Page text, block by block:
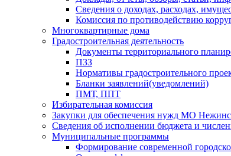
Сведения о доходах, расходах,
Комиссия по противодействию
Многоквартирные дома
Градостроительная деятельность
Документы территориального
ПЗЗ
Нормативы градостроительного
Бланки заявлений(уведомлений)
ПМТ, ППТ
Избирательная комиссия
Закупки для обеспечения нужд МО
Сведения об исполнении бюджета и
Муниципальные программы
Формирование современной